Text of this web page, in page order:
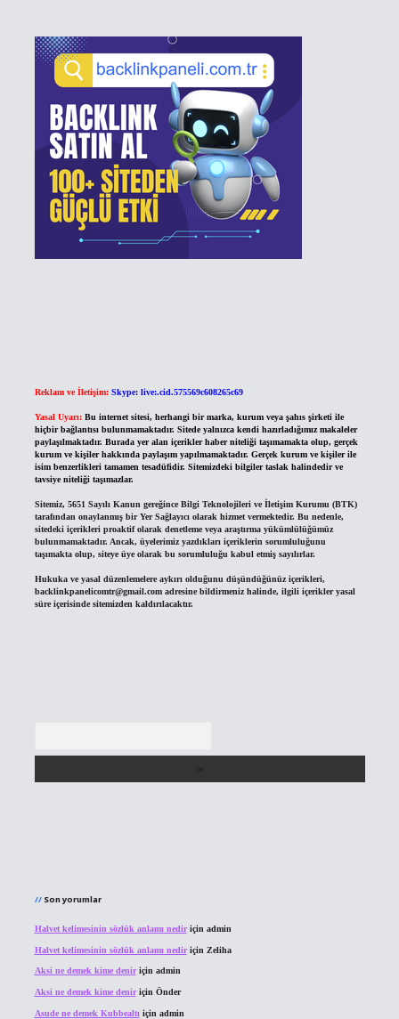
Reklam ve İletişim: Skype: live:.cid.575569c608265c69
Yasal Uyarı: Bu internet sitesi, herhangi bir marka, kurum veya şahıs şirketi ile
hiçbir bağlantısı bulunmamaktadır. Sitede yalnızca kendi hazırladığımız makaleler
paylaşılmaktadır. Burada yer alan içerikler haber niteliği taşımamakta olup, gerçek
kurum ve kişiler hakkında paylaşım yapılmamaktadır. Gerçek kurum ve kişiler ile
isim benzerlikleri tamamen tesadüfidir. Sitemizdeki bilgiler taslak halindedir ve
tavsiye niteliği taşımazlar.
Sitemiz, 5651 Sayılı Kanun gereğince Bilgi Teknolojileri ve İletişim Kurumu (BTK)
tarafından onaylanmış bir Yer Sağlayıcı olarak hizmet vermektedir. Bu nedenle,
sitedeki içerikleri proaktif olarak denetleme veya araştırma yükümlülüğümüz
bulunmamaktadır. Ancak, üyelerimiz yazdıkları içeriklerin sorumluluğunu
taşımakta olup, siteye üye olarak bu sorumluluğu kabul etmiş sayılırlar.
Hukuka ve yasal düzenlemelere aykırı olduğunu düşündüğünüz içerikleri,
backlinkpanelicomtr@gmail.comadresine bildirmeniz halinde, ilgili içerikler yasal
süre içerisinde sitemizden kaldırılacaktır.
Son yorumlar
Halvet kelimesinin sözlük anlamı nediriçin admin
Halvet kelimesinin sözlük anlamı nediriçin Zeliha
Aksi ne demek kime deniriçin admin
Aksi ne demek kime deniriçin Önder
Asude ne demek Kubbealtı için admin